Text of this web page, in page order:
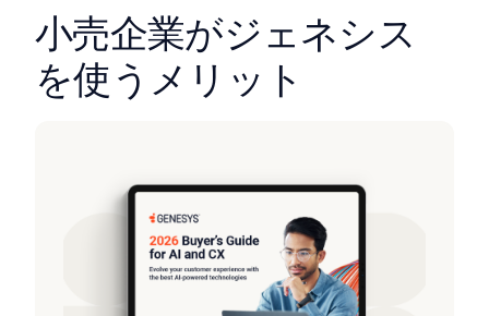
小売企業がジェネシス
を使うメリット